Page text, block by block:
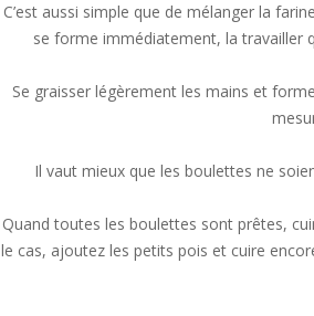
C’est aussi simple que de mélanger la
se forme immédiatement, la travailler
Se graisser légèrement les mains et
Il vaut mieux que les boulettes ne
Quand toutes les boulettes sont prêtes,
le cas, ajoutez les petits pois et cuire